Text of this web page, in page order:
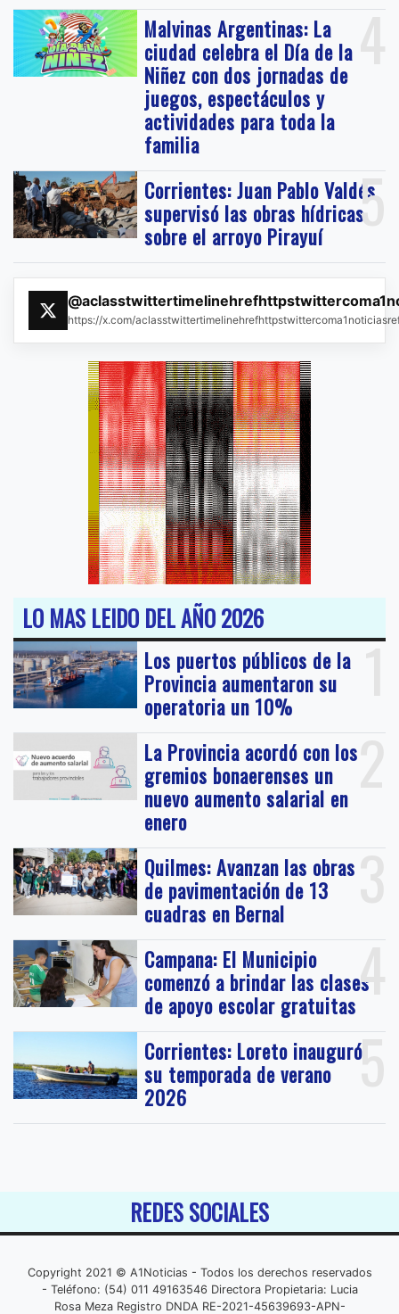
4
Malvinas Argentinas: La
ciudad celebra el Día de la
Niñez con dos jornadas de
juegos, espectáculos y
actividades para toda la
familia
5
Corrientes: Juan Pablo Valdés
supervisó las obras hídricas
sobre el arroyo Pirayuí
https://x.com/
LO MAS LEIDO DEL AÑO 2026
1
Los puertos públicos de la
Provincia aumentaron su
operatoria un 10%
2
La Provincia acordó con los
gremios bonaerenses un
nuevo aumento salarial en
enero
3
Quilmes: Avanzan las obras
de pavimentación de 13
cuadras en Bernal
4
Campana: El Municipio
comenzó a brindar las clases
de apoyo escolar gratuitas
5
Corrientes: Loreto inauguró
su temporada de verano
2026
REDES SOCIALES
Copyright 2021 © A1Noticias - Todos los derechos reservados
- Teléfono: (54) 011 49163546 Directora Propietaria: Lucia
Rosa Meza Registro DNDA RE-2021-45639693-APN-